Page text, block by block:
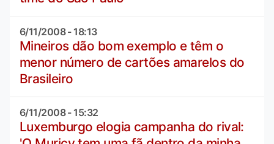
6/11/2008 - 18:13
Mineiros dão bom exemplo e têm o
menor número de cartões amarelos do
Brasileiro
6/11/2008 - 15:32
Luxemburgo elogia campanha do rival: